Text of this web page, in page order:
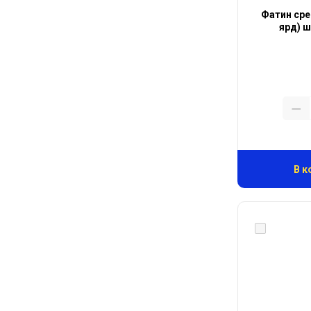
Фатин
ярд)
В